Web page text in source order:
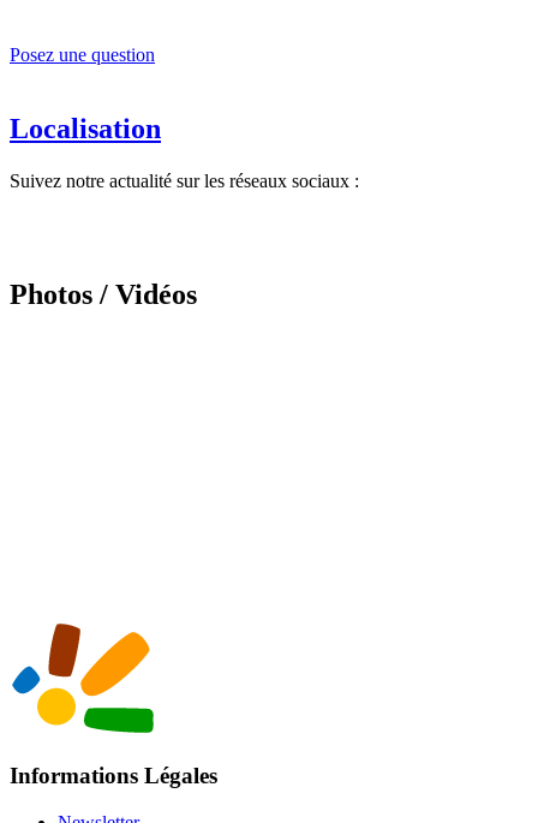
Posez une question
Localisation
Suivez notre actualité sur les réseaux sociaux :
Photos / Vidéos
Informations Légales